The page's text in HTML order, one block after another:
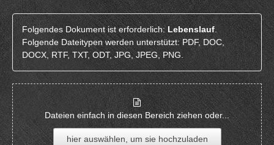
Folgendes Dokument ist erforderlich: Lebenslauf
Folgende Dateitypen werden unterstützt: PDF, DOC,
DOCX, RTF, TXT, ODT, JPG, JPEG, PNG.
Dateien einfach in diesen Bereich ziehen oder...
hier auswählen, um sie hochzuladen